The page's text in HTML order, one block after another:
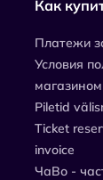
Как
Платежи
Условия
магазином
Piletid
Ticket
invoice
ЧаВо -